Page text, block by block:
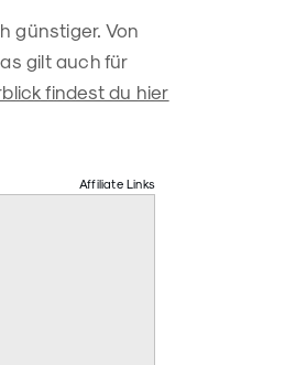
günstiger. Von
gilt auch für
findest du hier
Affiliate Links